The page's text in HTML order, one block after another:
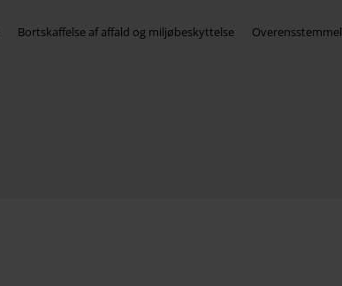
Bortskaffelse af affald og miljøbeskyttelse